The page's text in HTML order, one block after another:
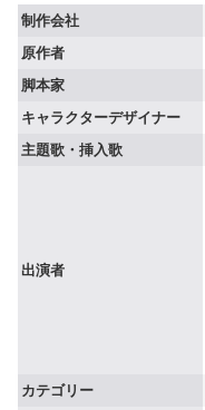
制作会社
原作者
脚本家
キャラクターデザイナー
主題歌・挿入歌
出演者
カテゴリー